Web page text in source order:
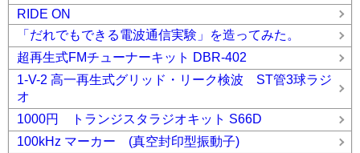
RIDE ON
「だれでもできる電波通信実験」を造ってみた。
超再生式FMチューナーキット DBR-402
1-V-2 高一再生式グリッド・リーク検波 ST管3球ラジ
オ
1000円 トランジスタラジオキット S66D
100kHz マーカー (真空封印型振動子)